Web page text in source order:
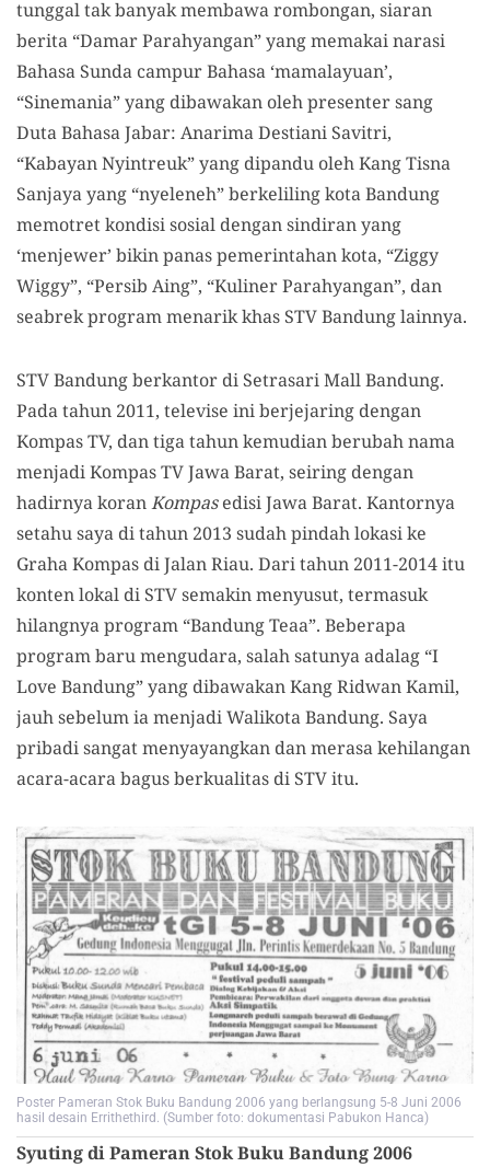
tunggal tak banyak membawa rombongan, siaran
berita “Damar Parahyangan” yang memakai narasi
Bahasa Sunda campur Bahasa ‘mamalayuan’,
“Sinemania” yang dibawakan oleh presenter sang
Duta Bahasa Jabar: Anarima Destiani Savitri,
“Kabayan Nyintreuk” yang dipandu oleh Kang Tisna
Sanjaya yang “nyeleneh” berkeliling kota Bandung
memotret kondisi sosial dengan sindiran yang
‘menjewer’ bikin panas pemerintahan kota, “Ziggy
Wiggy”, “Persib Aing”, “Kuliner Parahyangan”, dan
seabrek program menarik khas STV Bandung lainnya.
STV Bandung berkantor di Setrasari Mall Bandung.
Pada tahun 2011, televise ini berjejaring dengan
Kompas TV, dan tiga tahun kemudian berubah nama
menjadi Kompas TV Jawa Barat, seiring dengan
hadirnya koranKompasedisi Jawa Barat. Kantornya
setahu saya di tahun 2013 sudah pindah lokasi ke
Graha Kompas di Jalan Riau. Dari tahun 2011-2014 itu
konten lokal di STV semakin menyusut, termasuk
hilangnya program “Bandung Teaa”. Beberapa
program baru mengudara, salah satunya adalag “I
Love Bandung” yang dibawakan Kang Ridwan Kamil,
jauh sebelum ia menjadi Walikota Bandung. Saya
pribadi sangat menyayangkan dan merasa kehilangan
acara-acara bagus berkualitas di STV itu.
Poster Pameran Stok Buku Bandung 2006 yang berlangsung 5-8 Juni 2006
hasil desain Errithethird. (Sumber foto: dokumentasi Pabukon Hanca)
Syuting di Pameran Stok Buku Bandung 2006